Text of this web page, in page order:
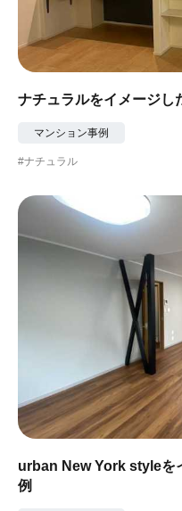
ナチュラルをイメージし
マンション事例
#ナチュラル
urban New York styleを
例